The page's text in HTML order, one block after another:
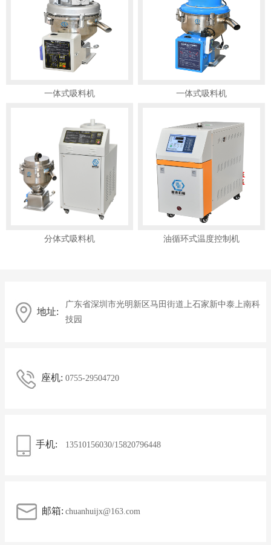
一体式吸料机 一体式吸料机
分体式吸料机 油循环式温度控制机
地址:
广东省深圳市光明新区马田街道上石家新中泰上南科
技园
座机: 0755-29504720
手机: 13510156030/15820796448
邮箱: chuanhuijx@163.com